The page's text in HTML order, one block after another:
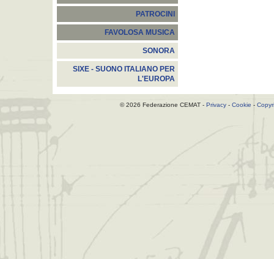
PATROCINI
FAVOLOSA MUSICA
SONORA
SIXE - SUONO ITALIANO PER
L'EUROPA
© 2026 Federazione CEMAT - Privacy- Cookie -